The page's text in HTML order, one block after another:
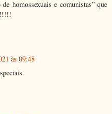
homossexuais e comunistas” que
às 09:48